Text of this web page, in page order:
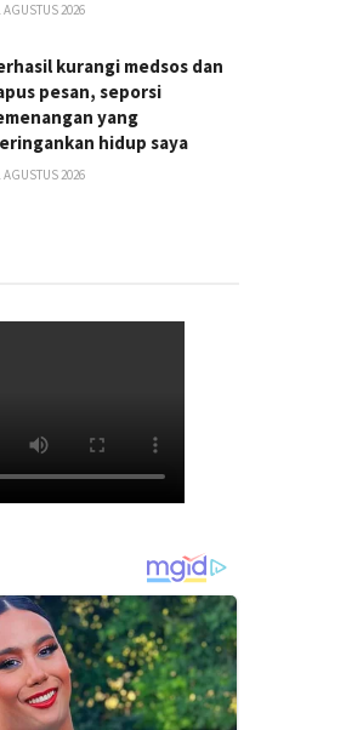
AGUSTUS 2026
kurangi medsos dan
pesan, seporsi
yang
hidup saya
AGUSTUS 2026